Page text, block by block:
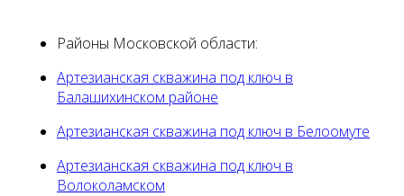
Районы Московской области:
Артезианская скважина под ключ в
Балашихинском районе
Артезианская скважина под ключ в Белоомуте
Артезианская скважина под ключ в
Волоколамском